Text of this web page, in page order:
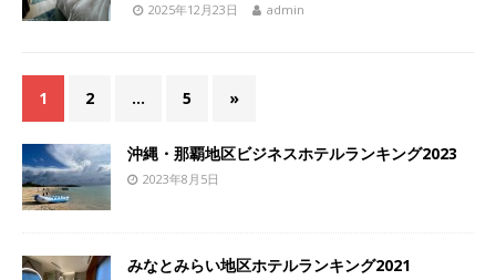
2025年12月23日 admin
1 2 … 5 »
沖縄・那覇地区ビジネスホテルランキング2023
2023年8月5日
みなとみらい地区ホテルランキング2021